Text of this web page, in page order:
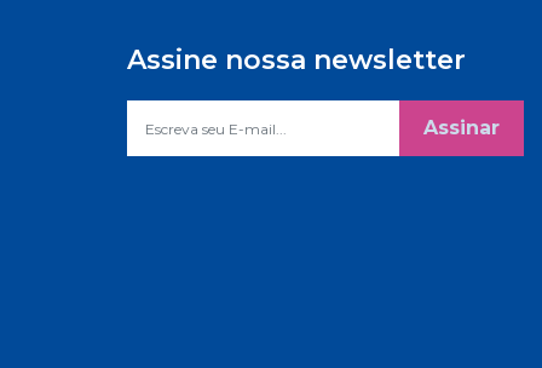
Assine nossa newsletter
Assinar